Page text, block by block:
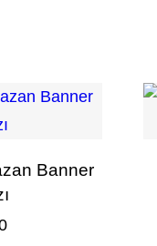
Banner